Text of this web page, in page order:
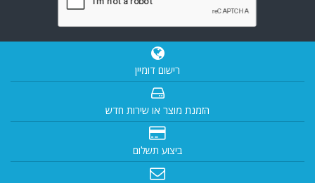
רישום דומיין
הזמנת מוצר או שירות חדש
ביצוע תשלום